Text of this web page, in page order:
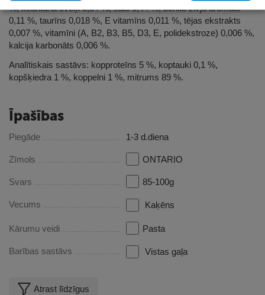
%, ksantāna sveķi 0,84 %, sāls 0,44 %, bonito zivju aromāts
0,11 %, taurīns 0,018 %, E vitamīns 0,011 %, tējas ekstrakts
0,007 %, vitamīni (A, B2, B3, B5, D3, E, polidekstroze) 0,006 %,
kalcija karbonāts 0,006 %.
Analītiskais sastāvs: kopproteīns 5 %, koptauki 0,1 %,
kopšķiedra 1 %, koppelni 1 %, mitrums 89 %.
Īpašības
Piegāde 1-3 d.diena
Zīmols ONTARIO
Svars 85-100g
Vecums Kaķēns
Kārumu veidi Pasta
Barības sastāvs Vistas gaļa
Atrast līdzīgus